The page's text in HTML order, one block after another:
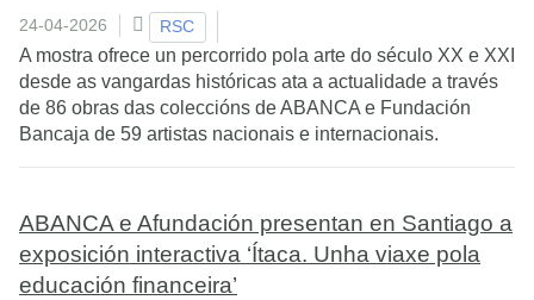
24-04-2026 RSC
A mostra ofrece un percorrido pola arte do século XX e XXI
desde as vangardas históricas ata a actualidade a través
de 86 obras das coleccións de ABANCA e Fundación
Bancaja de 59 artistas nacionais e internacionais.
ABANCA e Afundación presentan en Santiago a
exposición interactiva ‘Ítaca. Unha viaxe pola
educación financeira’